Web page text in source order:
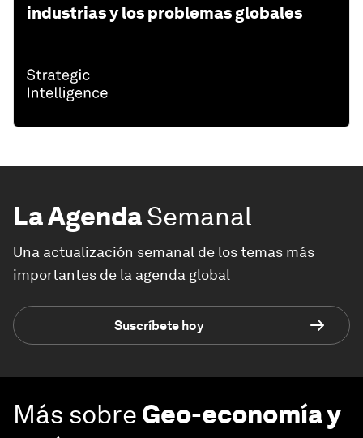
industrias y los problemas globales
La AgendaSemanal
Una actualización semanal de los temas más
importantes de la agenda global
Suscríbete hoy
Más sobre Geo-economía y